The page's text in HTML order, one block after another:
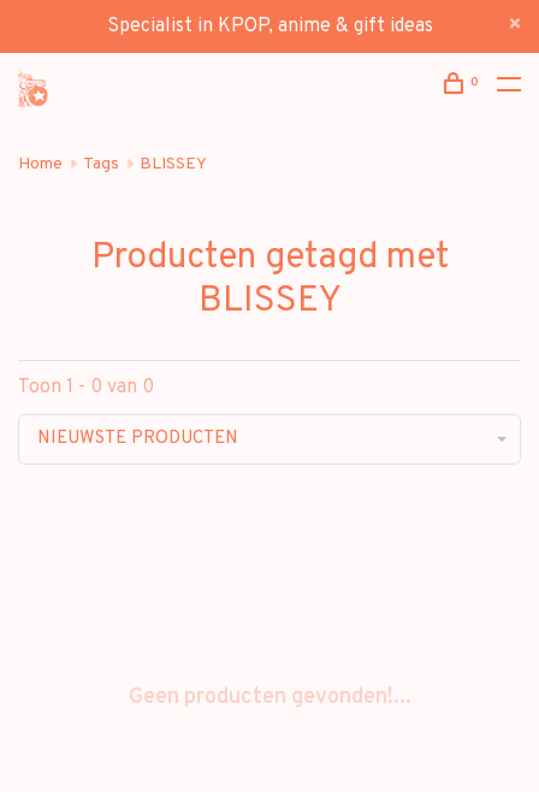
Specialist in KPOP, anime & gift ideas
0
Home Tags BLISSEY
Producten getagd met
BLISSEY
Toon 1 - 0 van 0
NIEUWSTE PRODUCTEN
Geen producten gevonden!...